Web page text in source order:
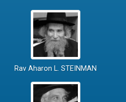
Rav Aharon L. STEINMAN